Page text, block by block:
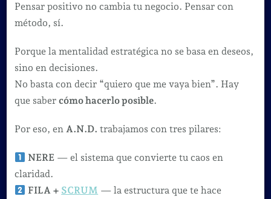
Pensar positivo no cambia tu negocio. Pensar con
método, sí.
Porque la mentalidad estratégica no se basa en deseos,
sino en decisiones.
No basta con decir “quiero que me vaya bien”. Hay
que saber cómo hacerlo posible.
Por eso, en A.N.D. trabajamos con tres pilares:
NERE — el sistema que convierte tu caos en
claridad.
FILA + SCRUM — la estructura que te hace